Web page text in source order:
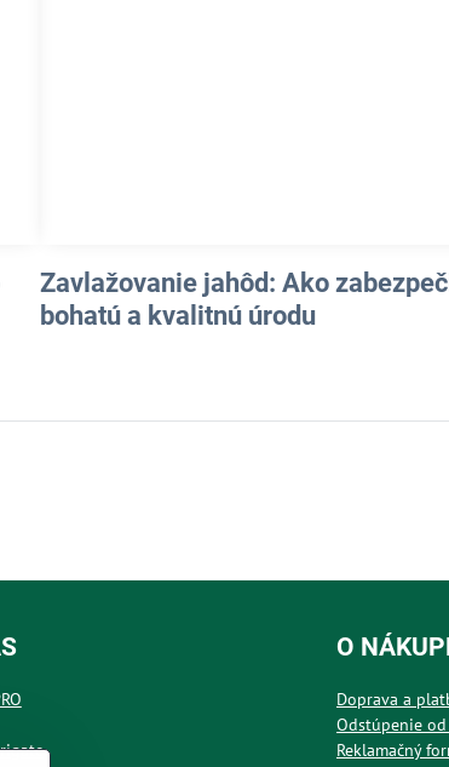
Zavlažovanie jahôd: Ako
bohatú a kvalitnú úrodu
O
Doprava a
Odstúpenie
Reklamačný